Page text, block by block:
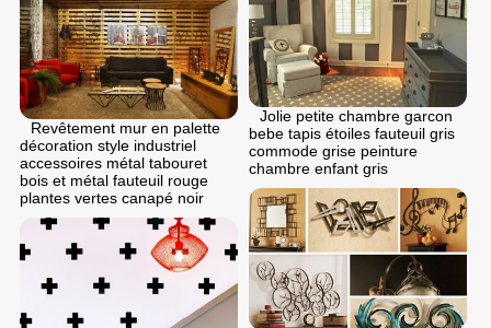
Jolie petite chambre garcon
bebe tapis étoiles fauteuil gris
commode grise peinture
chambre enfant gris
Revêtement mur en palette
décoration style industriel
accessoires métal tabouret
bois et métal fauteuil rouge
plantes vertes canapé noir